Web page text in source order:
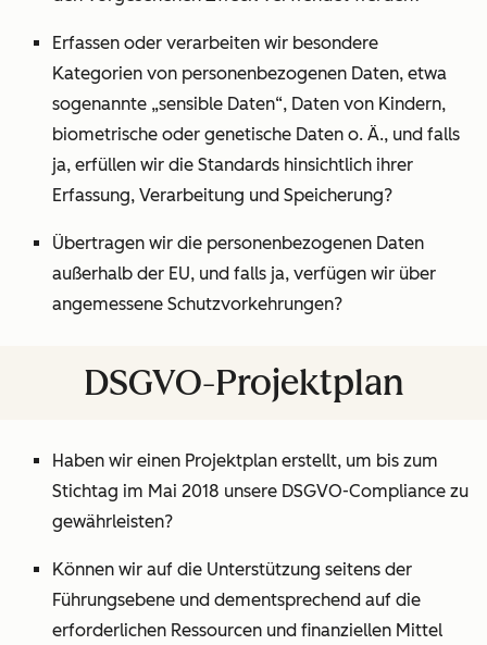
Erfassen oder verarbeiten wir besondere
Kategorien von personenbezogenen Daten, etwa
sogenannte „sensible Daten“, Daten von Kindern,
biometrische oder genetische Daten o. Ä., und falls
ja, erfüllen wir die Standards hinsichtlich ihrer
Erfassung, Verarbeitung und Speicherung?
Übertragen wir die personenbezogenen Daten
außerhalb der EU, und falls ja, verfügen wir über
angemessene Schutzvorkehrungen?
DSGVO-Projektplan
Haben wir einen Projektplan erstellt, um bis zum
Stichtag im Mai 2018 unsere DSGVO-Compliance zu
gewährleisten?
Können wir auf die Unterstützung seitens der
Führungsebene und dementsprechend auf die
erforderlichen Ressourcen und finanziellen Mittel